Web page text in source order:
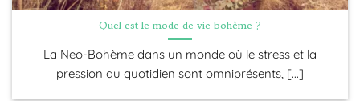
Quel est le mode de vie bohème ?
La Neo-Bohème dans un monde où le stress et la
pression du quotidien sont omniprésents, [...]